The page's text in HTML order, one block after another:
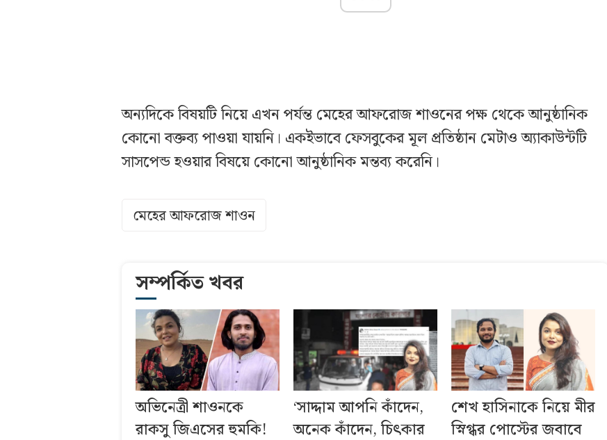
অন্যদিকে বিষয়টি নিয়ে এখন পর্যন্ত মেহের আফরোজ শাওনের পক্ষ থেকে আনুষ্ঠানিক
কোনো বক্তব্য পাওয়া যায়নি। একইভাবে ফেসবুকের মূল প্রতিষ্ঠান মেটাও অ্যাকাউন্টটি
সাসপেন্ড হওয়ার বিষয়ে কোনো আনুষ্ঠানিক মন্তব্য করেনি।
মেহের আফরোজ শাওন
সম্পর্কিত খবর
অভিনেত্রী শাওনকে
রাকসু জিএসের হুমকি!
‘সাদ্দাম আপনি কাঁদেন,
অনেক কাঁদেন, চিৎকার
শেখ হাসিনাকে নিয়ে মীর
স্নিগ্ধর পোস্টের জবাবে